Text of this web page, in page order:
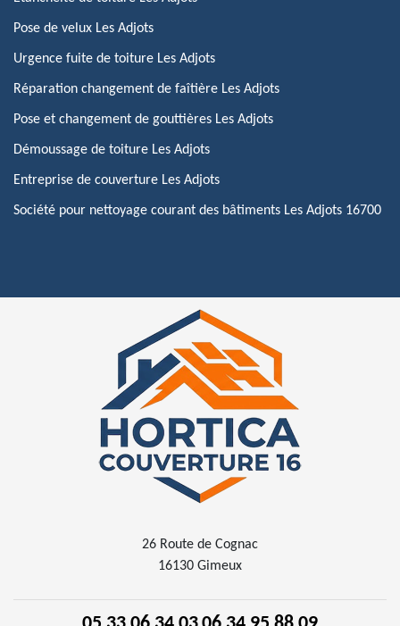
Pose de velux Les Adjots
Urgence fuite de toiture Les Adjots
Réparation changement de faîtière Les Adjots
Pose et changement de gouttières Les Adjots
Démoussage de toiture Les Adjots
Entreprise de couverture Les Adjots
Société pour nettoyage courant des bâtiments Les Adjots 16700
26 Route de Cognac
16130 Gimeux